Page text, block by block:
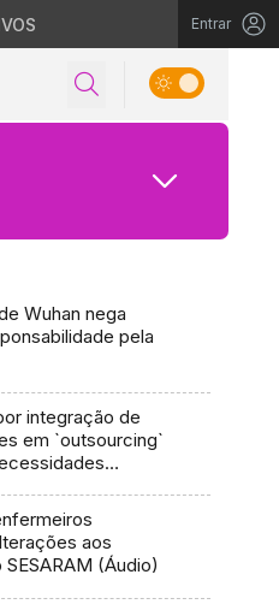
Entrar
Wuhan nega
pela
integração de
em `outsourcing`
aos
(Áudio)